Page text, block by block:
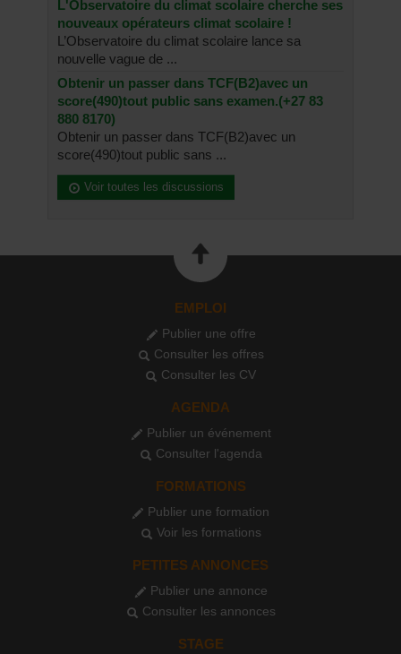
L'Observatoire du climat scolaire cherche ses
nouveaux opérateurs climat scolaire !
L’Observatoire du climat scolaire lance sa
nouvelle vague de ...
Obtenir un passer dans TCF(B2)avec un
score(490)tout public sans examen.(+27 83
880 8170)
Obtenir un passer dans TCF(B2)avec un
score(490)tout public sans ...
Voir toutes les discussions
EMPLOI
Publier une offre
Consulter les offres
Consulter les CV
AGENDA
Publier un événement
Consulter l'agenda
FORMATIONS
Publier une formation
Voir les formations
PETITES ANNONCES
Publier une annonce
Consulter les annonces
STAGE